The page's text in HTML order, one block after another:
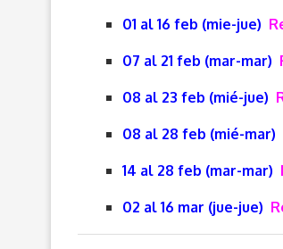
01 al 16 feb (mie-jue)
07 al 21 feb (mar-mar)
08 al 23 feb (mié-jue)
08 al 28 feb (mié-mar)
14 al 28 feb (mar-mar)
02 al 16 mar (jue-jue)